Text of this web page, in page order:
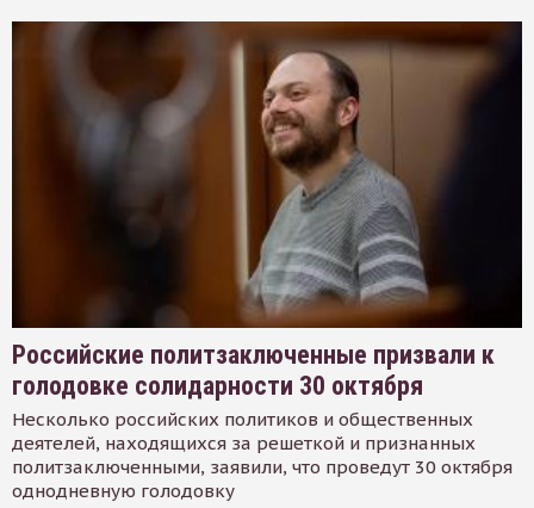
Российские политзаключенные призвали к
голодовке солидарности 30 октября
Несколько российских политиков и общественных
деятелей, находящихся за решеткой и признанных
политзаключенными, заявили, что проведут 30 октября
однодневную голодовку